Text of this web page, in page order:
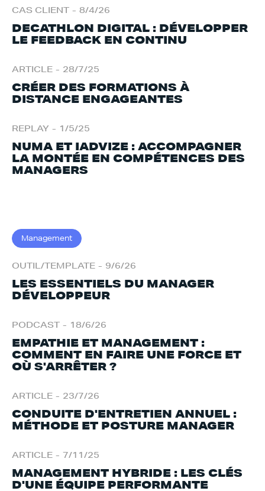
CAS CLIENT - 8/4/26
DECATHLON DIGITAL : DÉVELOPPER
LE FEEDBACK EN CONTINU
ARTICLE - 28/7/25
CRÉER DES FORMATIONS À
DISTANCE ENGAGEANTES
REPLAY - 1/5/25
NUMA ET IADVIZE : ACCOMPAGNER
LA MONTÉE EN COMPÉTENCES DES
MANAGERS
Management
OUTIL/TEMPLATE - 9/6/26
LES ESSENTIELS DU MANAGER
DÉVELOPPEUR
PODCAST - 18/6/26
EMPATHIE ET MANAGEMENT :
COMMENT EN FAIRE UNE FORCE ET
OÙ S'ARRÊTER ?
ARTICLE - 23/7/26
CONDUITE D'ENTRETIEN ANNUEL :
MÉTHODE ET POSTURE MANAGER
ARTICLE - 7/11/25
MANAGEMENT HYBRIDE : LES CLÉS
D'UNE ÉQUIPE PERFORMANTE